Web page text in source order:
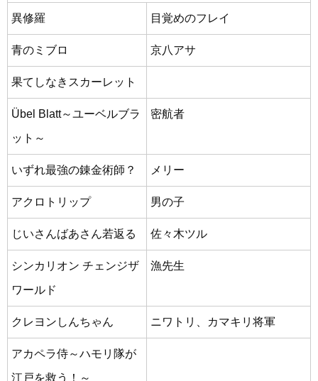
異修羅 目覚めのフレイ
青のミブロ 京八アサ
果てしなきスカーレット
Übel Blatt～ユーベルブラ
ット～
密航者
いずれ最強の錬金術師？ メリー
アクロトリップ 男の子
じいさんばあさん若返る 佐々木ツル
シンカリオン チェンジザ
ワールド
漁先生
クレヨンしんちゃん ニワトリ、カマキリ将軍
アカペラ侍～ハモリ隊が
江戸を救う！～